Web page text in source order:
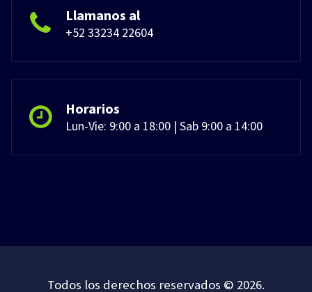
Llamanos al
+52 33234 22604
Horarios
Lun-Vie: 9:00 a 18:00 | Sab 9:00 a 14:00
Todos los derechos reservados © 2026.